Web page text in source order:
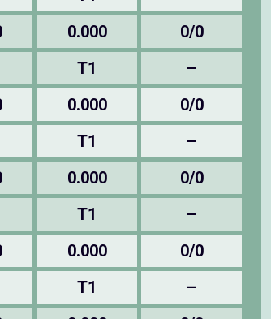
0.000
0/0
T1 –
0.000
0/0
T1 –
0.000
0/0
T1 –
0.000
0/0
T1
–